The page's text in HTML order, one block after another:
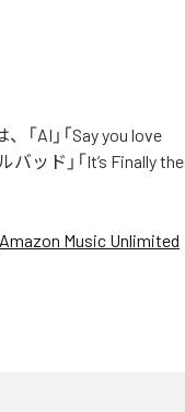
AI」「Say you love
バッド」「It’s Finally the
Amazon Music Unlimited